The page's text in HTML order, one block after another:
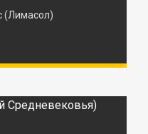
(Лимасол)